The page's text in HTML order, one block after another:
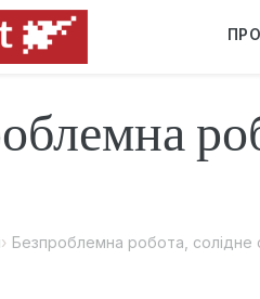
Безпроблемна робота, солідне